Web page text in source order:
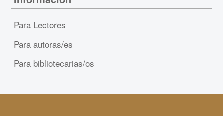
Para Lectores
Para autoras/es
Para bibliotecarias/os